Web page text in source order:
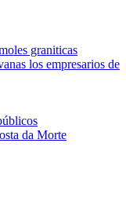
graniticas
los empresarios de
da Morte